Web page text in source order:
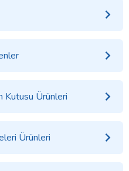
Kutusu Ürünleri
Ürünleri